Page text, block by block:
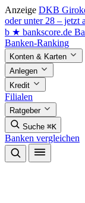
Anzeige DKB
oder unter 28 – jetzt
b ★ bankscore.de
Banken-Ranking
Konten & Karten
Anlegen
Kredit
Filialen
Ratgeber
Suche ⌘K
Banken vergleichen